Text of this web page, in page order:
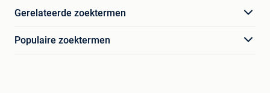
Gerelateerde zoektermen
Populaire zoektermen